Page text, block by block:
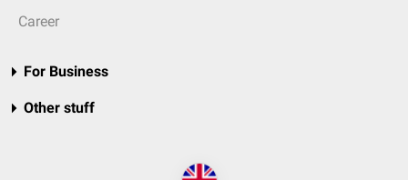
Career
For Business
Other stuff